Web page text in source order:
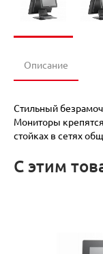
Описание
Стильный
Мониторы
стойках в сетях
С этим